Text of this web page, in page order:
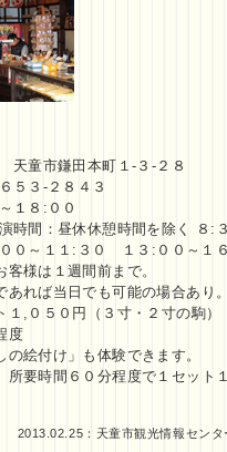
天童市鎌田本町１-３-２８
５３-２８４３
１８:００
昼休休憩時間を除く ８:３
０～１１:３０ １３:００～１
様は１週間前まで。
当日でも可能の場合あり
,０５０円（３寸・２寸の駒）
度
付け」も体験できます。
間６０分程度で１セット１
2013.02.25： 天童市観光情報センタ